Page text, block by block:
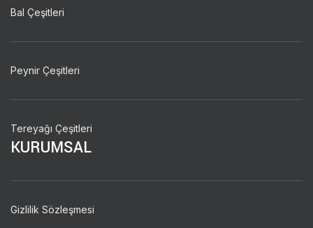
Bal Çeşitleri
Peynir Çeşitleri
Tereyağı Çeşitleri
KURUMSAL
Gizlilik Sözleşmesi